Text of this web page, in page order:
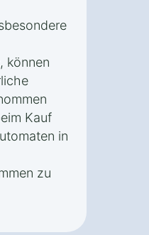
können
Kauf
in
zu